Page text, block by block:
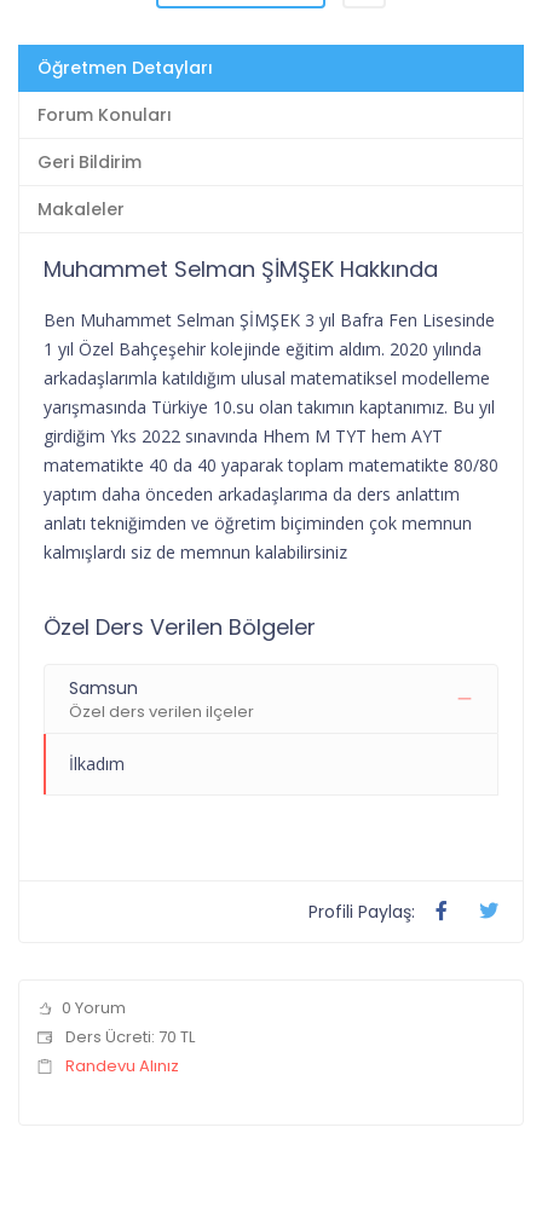
Öğretmen Detayları
Forum Konuları
Geri Bildirim
Makaleler
Muhammet Selman ŞİMŞEK Hakkında
Ben Muhammet Selman ŞİMŞEK 3 yıl Bafra Fen Lisesinde
1 yıl Özel Bahçeşehir kolejinde eğitim aldım. 2020 yılında
arkadaşlarımla katıldığım ulusal matematiksel modelleme
yarışmasında Türkiye 10.su olan takımın kaptanımız. Bu yıl
girdiğim Yks 2022 sınavında Hhem M TYT hem AYT
matematikte 40 da 40 yaparak toplam matematikte 80/80
yaptım daha önceden arkadaşlarıma da ders anlattım
anlatı tekniğimden ve öğretim biçiminden çok memnun
kalmışlardı siz de memnun kalabilirsiniz
Özel Ders Verilen Bölgeler
Samsun
Özel ders verilen ilçeler
İlkadım
Profili Paylaş:
0 Yorum
Ders Ücreti: 70 TL
Randevu Alınız